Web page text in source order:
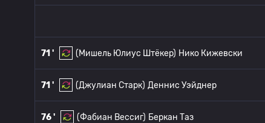
71 ' (Мишель Юлиус Штёкер) Нико Кижевски
71 ' (Джулиан Старк) Деннис Уэйднер
76 ' (Фабиан Вессиг) Беркан Таз